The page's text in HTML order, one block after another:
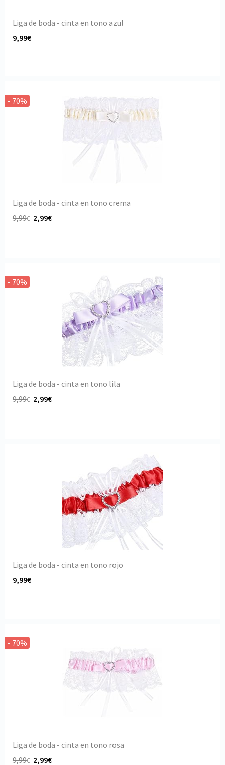
Liga de boda - cinta en tono azul
9,99€
- 70%
Liga de boda - cinta en tono crema
9,99€ 2,99€
- 70%
Liga de boda - cinta en tono lila
9,99€ 2,99€
Liga de boda - cinta en tono rojo
9,99€
- 70%
Liga de boda - cinta en tono rosa
9,99€ 2,99€